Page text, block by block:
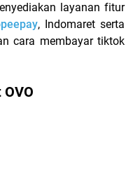
layanan fitur
, Indomaret serta
cara membayar tiktok